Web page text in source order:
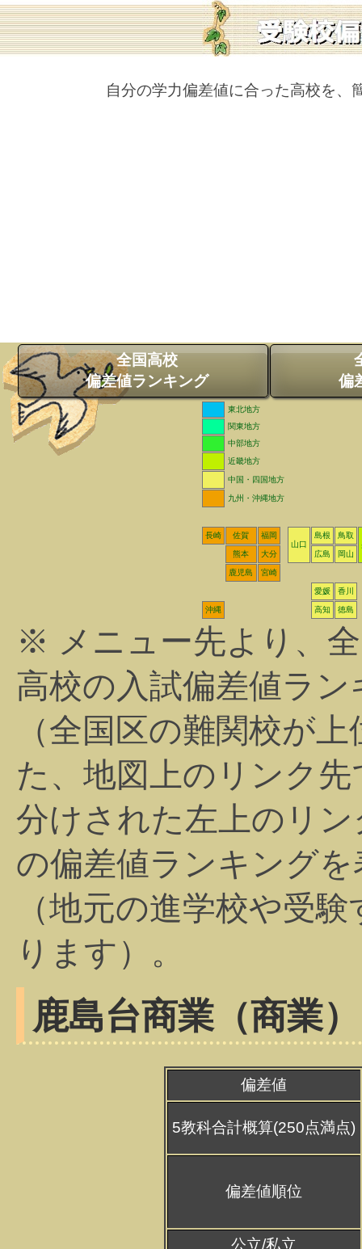
自分の学力偏差値に合った高校を、
全国高校
偏差値ランキング
偏
東北地方
関東地方
中部地方
近畿地方
中国・四国地方
九州・沖縄地方
長崎 佐賀
福岡
山口
島根
鳥取
熊本
大分 広島 岡山
鹿児島 宮崎
愛媛 香川
沖縄 高知 徳島
※ メニュー先より、
高校の入試偏差値ラ
（全国区の難関校が
た、地図上のリンク
分けされた左上のリ
の偏差値ランキング
（地元の進学校や受
ります）。
鹿島台商業（商業）
偏差値
5教科合計概算(250点満点)
偏差値順位
公立/私立